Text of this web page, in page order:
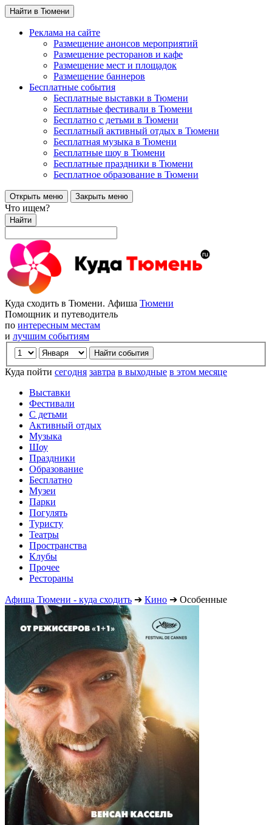
Найти в Тюмени
Реклама на сайте
Размещение анонсов мероприятий
Размещение ресторанов и кафе
Размещение мест и площадок
Размещение баннеров
Бесплатные события
Бесплатные выставки в Тюмени
Бесплатные фестивали в Тюмени
Бесплатно с детьми в Тюмени
Бесплатный активный отдых в Тюмени
Бесплатная музыка в Тюмени
Бесплатные шоу в Тюмени
Бесплатные праздники в Тюмени
Бесплатное образование в Тюмени
Открыть меню Закрыть меню
Что ищем?
Найти
Куда сходить в Тюмени. Афиша Тюмени
Помощник и путеводитель
по интересным местам
и лучшим событиям
Куда пойти сегодня завтра в выходные в этом месяце
Выставки
Фестивали
С детьми
Активный отдых
Музыка
Шоу
Праздники
Образование
Бесплатно
Музеи
Парки
Погулять
Туристу
Театры
Пространства
Клубы
Прочее
Рестораны
Афиша Тюмени - куда сходить ➔ Кино ➔ Особенные